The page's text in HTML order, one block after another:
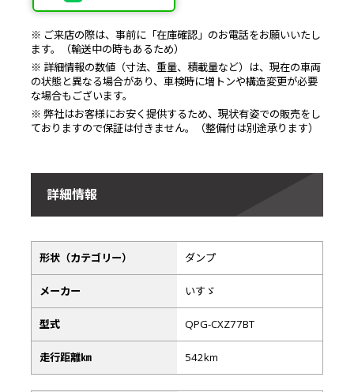
※ ご来店の際は、事前に「在庫確認」のお電話をお願いいたし
ます。（輸送中の時もあるため）
※ 詳細情報の数値（寸法、重量、積載量など）は、現在の車両
の状態と異なる場合があり、車検時に増トンや構造変更が必要
な場合もございます。
※ 弊社はお客様にお安く提供するため、現状有姿での販売をし
ておりますので保証は付きません。（整備付は別途承ります）
詳細情報
形状（カテゴリー） ダンプ
メーカー いすゞ
型式 QPG-CXZ77BT
走行距離㎞ 542km